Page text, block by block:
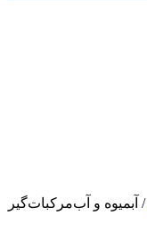
/ آبمیوه و آب‌مرکبات‌گیر